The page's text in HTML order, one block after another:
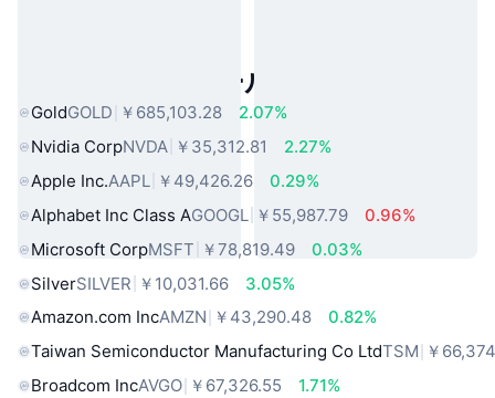
人気のリアルワールドアセット
GoldGOLD ￥685,103.28
2.07%
Nvidia CorpNVDA ￥35,312.81
2.27%
Apple Inc.AAPL ￥49,426.26
0.29%
Alphabet Inc Class AGOOGL ￥55,987.79
0.96%
Microsoft CorpMSFT ￥78,819.49
0.03%
SilverSILVER ￥10,031.66
3.05%
Amazon.com IncAMZN ￥43,290.48
0.82%
Taiwan Semiconductor Manufacturing Co LtdTSM ￥
Broadcom IncAVGO ￥67,326.55
1.71%